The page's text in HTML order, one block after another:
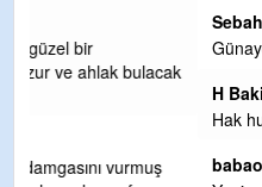
Günaydın hayırlı sabahlar
Hak hukuk adalet işte CHP
babaocağı